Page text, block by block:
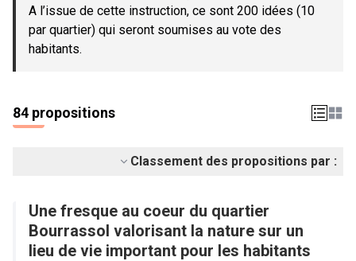
A l’issue de cette instruction, ce sont 200 idées (10
par quartier) qui seront soumises au vote des
habitants.
84 propositions
Classement des propositions par :
Une fresque au coeur du quartier
Bourrassol valorisant la nature sur un
lieu de vie important pour les habitants